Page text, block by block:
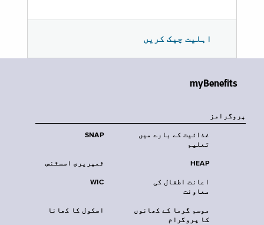
اہلیت چیک کریں
myBenefits
پروگرامز
SNAP
غذائیت کے بارے میں
تعلیم
ٹمپریری اسسٹنس HEAP
WIC
اعانت اطفال کی
معاونت
اسکول کا کھانا
موسم گرما کے کھانوں
کا پروگرام